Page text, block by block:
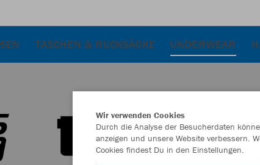
TASCHEN & RUCKSÄCKE UNDERWEAR
Wir verwenden Cookies
Durch die Analyse der Besucherdaten
anzeigen und unsere Website verbessern.
Cookies findest Du in den Einstellungen.